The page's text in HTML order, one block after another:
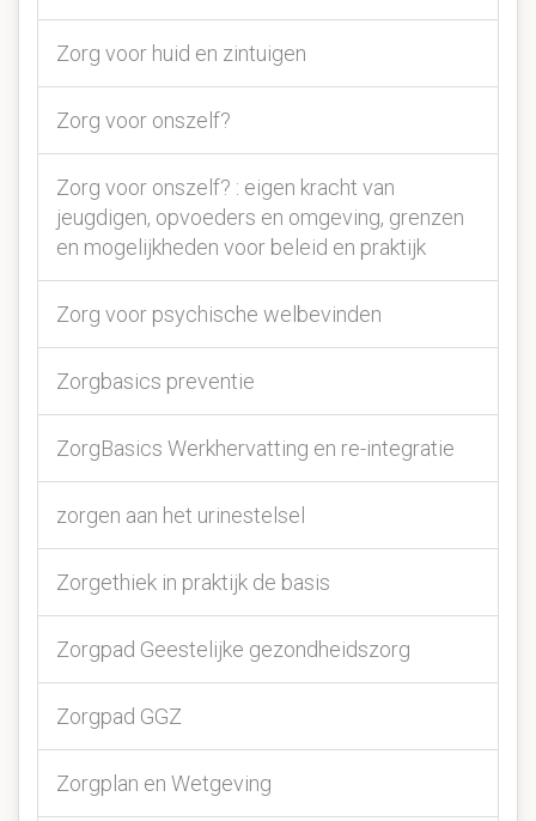
Zorg voor huid en zintuigen
Zorg voor onszelf?
Zorg voor onszelf? : eigen kracht van
jeugdigen, opvoeders en omgeving, grenzen
en mogelijkheden voor beleid en praktijk
Zorg voor psychische welbevinden
Zorgbasics preventie
ZorgBasics Werkhervatting en re-integratie
zorgen aan het urinestelsel
Zorgethiek in praktijk de basis
Zorgpad Geestelijke gezondheidszorg
Zorgpad GGZ
Zorgplan en Wetgeving